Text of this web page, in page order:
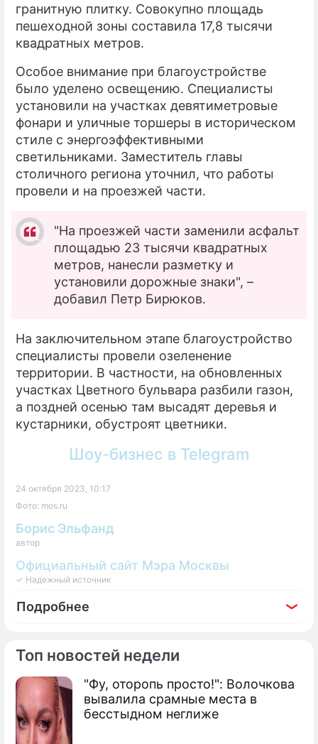
Топ новостей недели
"Фу, оторопь просто!": Волочкова
вывалила срамные места в
бесстыдном неглиже
гранитную плитку. Совокупно площадь
пешеходной зоны составила 17,8 тысячи
квадратных метров.
Особое внимание при благоустройстве
было уделено освещению. Специалисты
установили на участках девятиметровые
фонари и уличные торшеры в историческом
стиле с энергоэффективными
светильниками. Заместитель главы
столичного региона уточнил, что работы
провели и на проезжей части.
"На проезжей части заменили асфальт
площадью 23 тысячи квадратных
метров, нанесли разметку и
установили дорожные знаки", –
добавил Петр Бирюков.
На заключительном этапе благоустройство
специалисты провели озеленение
территории. В частности, на обновленных
участках Цветного бульвара разбили газон,
а поздней осенью там высадят деревья и
кустарники, обустроят цветники.
Шоу-бизнес в Telegram
24 октября 2023, 10:17
Фото: mos.ru
Борис Эльфанд
автор
Официальный сайт Мэра Москвы
✓ Надежный источник
Подробнее